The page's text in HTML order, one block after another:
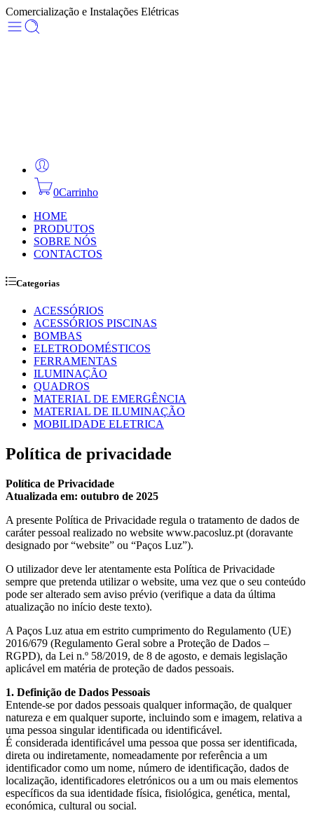
Comercialização e Instalações Elétricas
0Carrinho
HOME
PRODUTOS
SOBRE NÓS
CONTACTOS
Categorias
ACESSÓRIOS
ACESSÓRIOS PISCINAS
BOMBAS
ELETRODOMÉSTICOS
FERRAMENTAS
ILUMINAÇÃO
QUADROS
MATERIAL DE EMERGÊNCIA
MATERIAL DE ILUMINAÇÃO
MOBILIDADE ELETRICA
Política de privacidade
Política de Privacidade
Atualizada em: outubro de 2025
A presente Política de Privacidade regula o tratamento de dados de
caráter pessoal realizado no website www.pacosluz.pt (doravante
designado por “website” ou “Paços Luz”).
O utilizador deve ler atentamente esta Política de Privacidade
sempre que pretenda utilizar o website, uma vez que o seu conteúdo
pode ser alterado sem aviso prévio (verifique a data da última
atualização no início deste texto).
A Paços Luz atua em estrito cumprimento do Regulamento (UE)
2016/679 (Regulamento Geral sobre a Proteção de Dados –
RGPD), da Lei n.º 58/2019, de 8 de agosto, e demais legislação
aplicável em matéria de proteção de dados pessoais.
1. Definição de Dados Pessoais
Entende-se por dados pessoais qualquer informação, de qualquer
natureza e em qualquer suporte, incluindo som e imagem, relativa a
uma pessoa singular identificada ou identificável.
É considerada identificável uma pessoa que possa ser identificada,
direta ou indiretamente, nomeadamente por referência a um
identificador como um nome, número de identificação, dados de
localização, identificadores eletrónicos ou a um ou mais elementos
específicos da sua identidade física, fisiológica, genética, mental,
económica, cultural ou social.